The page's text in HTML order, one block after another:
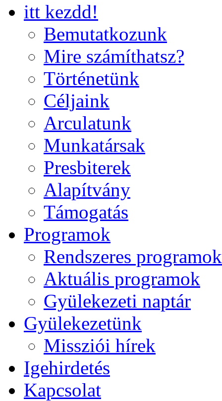
itt kezdd!
Bemutatkozunk
Mire számíthatsz?
Történetünk
Céljaink
Arculatunk
Munkatársak
Presbiterek
Alapítvány
Támogatás
Programok
Rendszeres programok
Aktuális programok
Gyülekezeti naptár
Gyülekezetünk
Missziói hírek
Igehirdetés
Kapcsolat